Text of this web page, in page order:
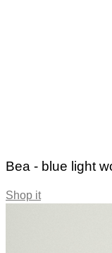
Bea - blue light
Shop it